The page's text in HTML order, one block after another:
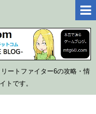
ートファイター6の攻略・情
トです。